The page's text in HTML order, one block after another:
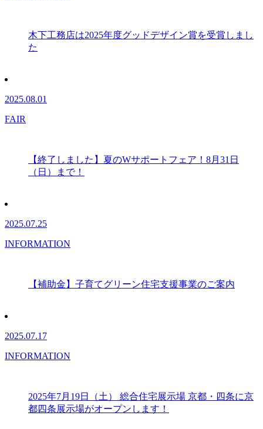
木下工務店は2025年度グッドデザイン賞を受賞しまし
た
2025.08.01
FAIR
【終了しました】夏のWサポートフェア！8月31日
（日）まで！
2025.07.25
INFORMATION
【補助金】子育てグリーン住宅支援事業のご案内
2025.07.17
INFORMATION
2025年7月19日（土） 総合住宅展示場 京都・四条に京
都四条展示場がオープンします！